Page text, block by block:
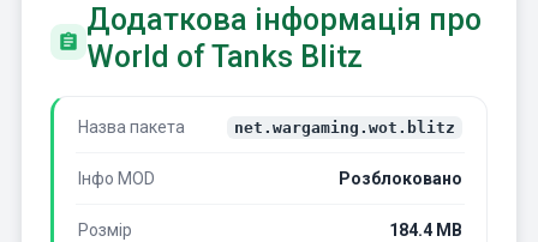
Додаткова інформація про
World of Tanks Blitz
Назва пакета net.wargaming.wot.blitz
Інфо MOD Розблоковано
Розмір 184.4 MB